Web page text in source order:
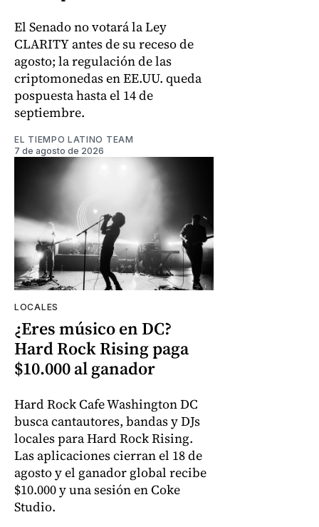
El Senado no votará la Ley
CLARITY antes de su receso de
agosto; la regulación de las
criptomonedas en EE.UU. queda
pospuesta hasta el 14 de
septiembre.
EL TIEMPO LATINO TEAM
7 de agosto de 2026
LOCALES
¿Eres músico en DC?
Hard Rock Rising paga
$10.000 al ganador
Hard Rock Cafe Washington DC
busca cantautores, bandas y DJs
locales para Hard Rock Rising.
Las aplicaciones cierran el 18 de
agosto y el ganador global recibe
$10.000 y una sesión en Coke
Studio.